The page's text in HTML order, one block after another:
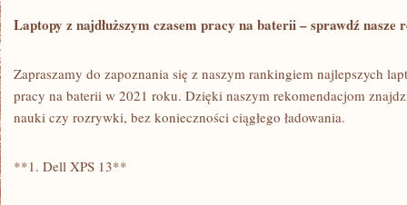
Laptopy z najdłuższym‍ czasem pracy na baterii – sprawdź nasze
Zapraszamy do ‌zapoznania się z naszym rankingiem najlepszych
pracy na‍ baterii w 2021 roku. Dzięki naszym rekomendacjom
nauki czy ⁤rozrywki, bez konieczności ⁢ciągłego ładowania.
**1. ⁣Dell XPS ⁢13**